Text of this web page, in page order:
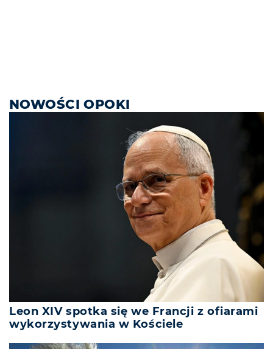
NOWOŚCI OPOKI
Leon XIV spotka się we Francji z ofiarami
wykorzystywania w Kościele